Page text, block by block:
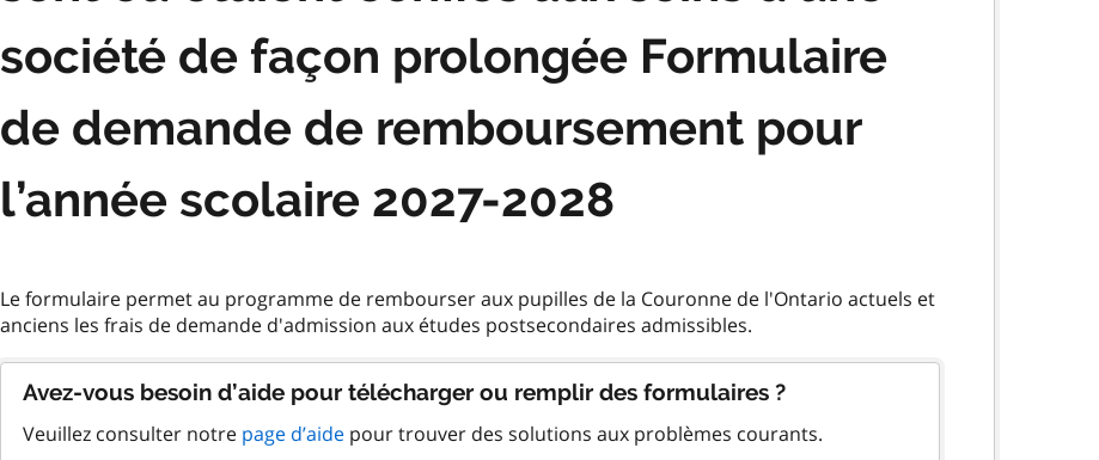
société de façon prolongée Formulaire
de demande de remboursement pour
l’année scolaire 2027-2028
Le formulaire permet au programme de rembourser aux pupilles de la Couronne de l'Ontario actuels et
Avez-vous besoin d’aide pour télécharger ou remplir des formulaires ?
Veuillez consulter notre page d’aide pour trouver des solutions aux problèmes courants.